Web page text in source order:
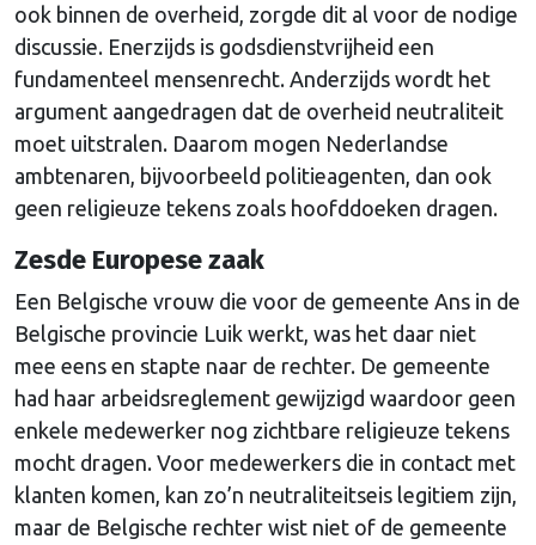
ook binnen de overheid, zorgde dit al voor de nodige
discussie. Enerzijds is godsdienstvrijheid een
fundamenteel mensenrecht. Anderzijds wordt het
argument aangedragen dat de overheid neutraliteit
moet uitstralen. Daarom mogen Nederlandse
ambtenaren, bijvoorbeeld politieagenten, dan ook
geen religieuze tekens zoals hoofddoeken dragen.
Zesde Europese zaak
Een Belgische vrouw die voor de gemeente Ans in de
Belgische provincie Luik werkt, was het daar niet
mee eens en stapte naar de rechter. De gemeente
had haar arbeidsreglement gewijzigd waardoor geen
enkele medewerker nog zichtbare religieuze tekens
mocht dragen. Voor medewerkers die in contact met
klanten komen, kan zo’n neutraliteitseis legitiem zijn,
maar de Belgische rechter wist niet of de gemeente